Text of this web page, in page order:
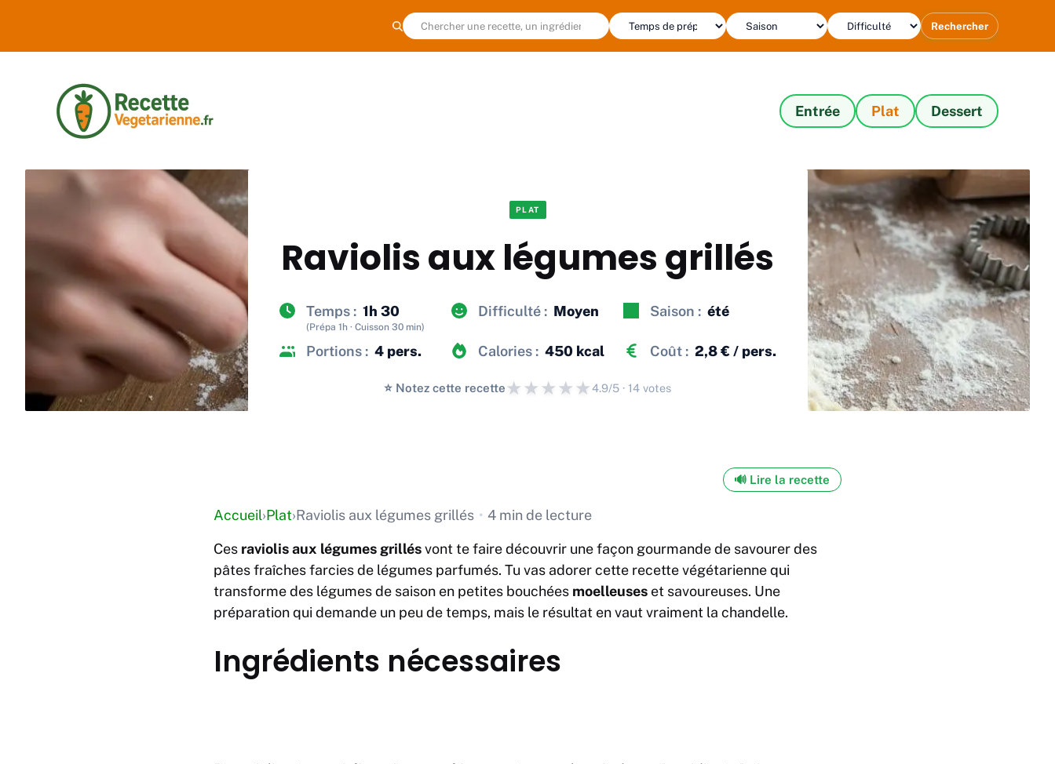
contenu
Rechercher
Entrée Plat Dessert
PLAT
Raviolis aux légumes grillés
Temps : 1h 30
(Prépa 1h · Cuisson 30 min)
Difficulté : Moyen Saison : été
Portions : 4 pers. Calories : 450 kcal Coût : 2,8 € / pers.
⭐️ Notez cette recette★★★★★4.9/5 · 14 votes
🔊 Lire la recette
Accueil›Plat›Raviolis aux légumes grillés • 4 min de lecture
Ces raviolis aux légumes grillésvont te faire découvrir une façon gourmande de savourer des
pâtes fraîches farcies de légumes parfumés. Tu vas adorer cette recette végétarienne qui
transforme des légumes de saison en petites bouchées moelleuses et savoureuses. Une
préparation qui demande un peu de temps, mais le résultat en vaut vraiment la chandelle.
Ingrédients nécessaires